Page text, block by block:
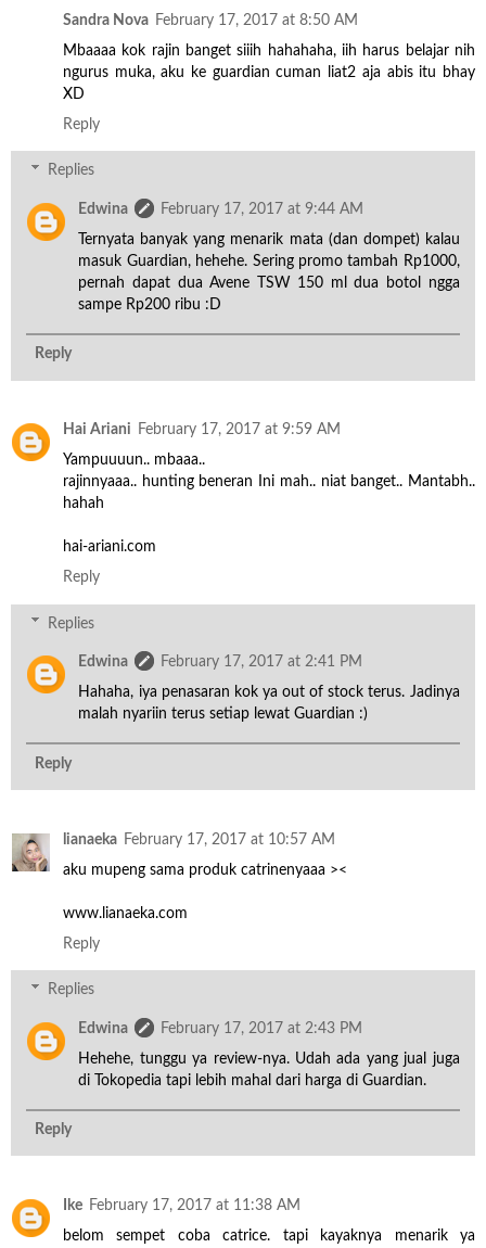
Sandra Nova February 17, 2017 at 8:50 AM
Mbaaaa kok rajin banget siiih hahahaha, iih harus belajar nih
ngurus muka, aku ke guardian cuman liat2 aja abis itu bhay
XD
Reply
Replies
Edwina
February 17, 2017 at 9:44 AM
Ternyata banyak yang menarik mata (dan dompet) kalau
masuk Guardian, hehehe. Sering promo tambah Rp1000,
pernah dapat dua Avene TSW 150 ml dua botol ngga
sampe Rp200 ribu :D
Reply
Hai Ariani February 17, 2017 at 9:59 AM
Yampuuuun.. mbaaa..
rajinnyaaa.. hunting beneran Ini mah.. niat banget.. Mantabh..
hahah
hai-ariani.com
Reply
Replies
Edwina
February 17, 2017 at 2:41 PM
Hahaha, iya penasaran kok ya out of stock terus. Jadinya
malah nyariin terus setiap lewat Guardian :)
Reply
lianaeka February 17, 2017 at 10:57 AM
aku mupeng sama produk catrinenyaaa ><
www.lianaeka.com
Reply
Replies
Edwina
February 17, 2017 at 2:43 PM
Hehehe, tunggu ya review-nya. Udah ada yang jual juga
di Tokopedia tapi lebih mahal dari harga di Guardian.
Reply
Ike February 17, 2017 at 11:38 AM
belom sempet coba catrice. tapi kayaknya menarik ya